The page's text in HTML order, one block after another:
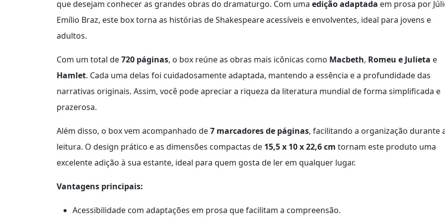
que desejam conhecer as grandes obras do dramaturgo. Com uma edição adaptada em prosa por
Emílio Braz, este box torna as histórias de Shakespeare acessíveis e envolventes, ideal para jovens e
adultos.
Com um total de720 páginas, o box reúne as obras mais icônicas como Macbeth, Romeu e Julieta e
Hamlet. Cada uma delas foi cuidadosamente adaptada, mantendo a essência e a profundidade das
narrativas originais. Assim, você pode apreciar a riqueza da literatura mundial de forma simplificada e
prazerosa.
Além disso, o box vem acompanhado de7 marcadores de páginas, facilitando a organização durante
leitura. O design prático e as dimensões compactas de 15,5 x 10 x 22,6 cm tornam este produto uma
excelente adição à sua estante, ideal para quem gosta de ler em qualquer lugar.
Vantagens principais:
Acessibilidade com adaptações em prosa que facilitam a compreensão.